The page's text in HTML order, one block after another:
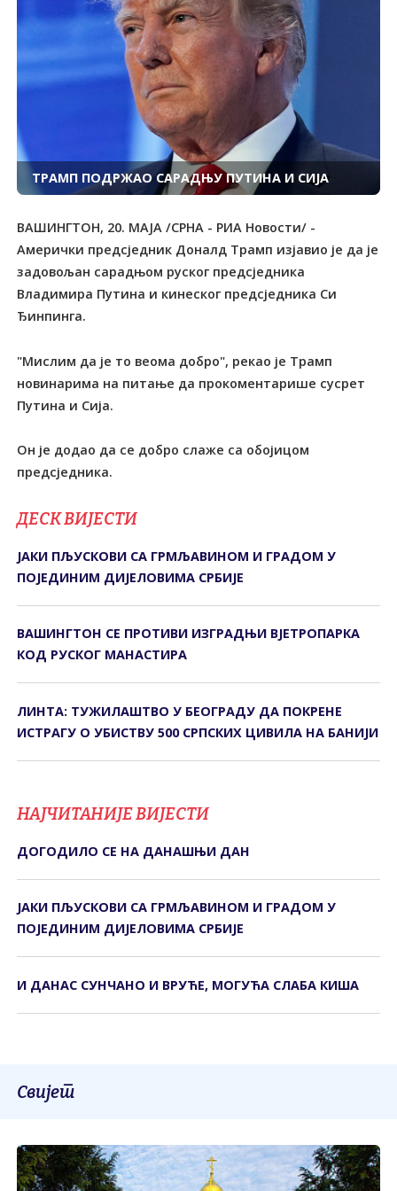
ТРАМП ПОДРЖАО САРАДЊУ ПУТИНА И СИЈА
ВАШИНГТОН, 20. МАЈА /СРНА - РИА Новости/ -
Амерички предсједник Доналд Трамп изјавио је да је
задовољан сарадњом руског предсједника
Владимира Путина и кинеског предсједника Си
Ђинпинга.
"Мислим да је то веома добро", рекао је Трамп
новинарима на питање да прокоментарише сусрет
Путина и Сија.
Он је додао да се добро слаже са обојицом
предсједника.
ДЕСК ВИЈЕСТИ
ЈАКИ ПЉУСКОВИ СА ГРМЉАВИНОМ И ГРАДОМ У
ПОЈЕДИНИМ ДИЈЕЛОВИМА СРБИЈЕ
ВАШИНГТОН СЕ ПРОТИВИ ИЗГРАДЊИ ВЈЕТРОПАРКА
КОД РУСКОГ МАНАСТИРА
ЛИНТА: ТУЖИЛАШТВО У БЕОГРАДУ ДА ПОКРЕНЕ
ИСТРАГУ О УБИСТВУ 500 СРПСКИХ ЦИВИЛА НА БАНИЈИ
НАЈЧИТАНИЈЕ ВИЈЕСТИ
ДОГОДИЛО СЕ НА ДАНАШЊИ ДАН
ЈАКИ ПЉУСКОВИ СА ГРМЉАВИНОМ И ГРАДОМ У
ПОЈЕДИНИМ ДИЈЕЛОВИМА СРБИЈЕ
И ДАНАС СУНЧАНО И ВРУЋЕ, МОГУЋА СЛАБА КИША
Свијет